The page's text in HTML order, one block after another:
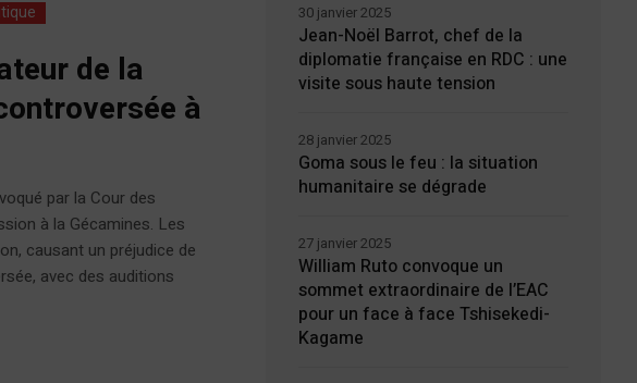
de la
à
par la Cour des
à la Gécamines. Les
causant un préjudice de
avec des auditions
Jean-Noël Barrot, chef de la
diplomatie française en RDC : une
visite sous haute tension
30 janvier 2025
Goma sous le feu : la situation
humanitaire se dégrade
28 janvier 2025
William Ruto convoque un
sommet extraordinaire de l’EAC
pour un face à face Tshisekedi-
Kagame
27 janvier 2025